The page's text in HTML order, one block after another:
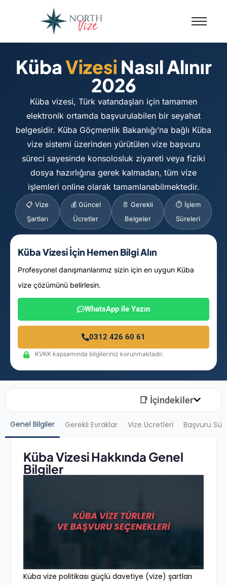
KübaVizesi Nasıl Alınır
2026
Küba vizesi, Türk vatandaşları için tamamen
elektronik ortamda başvurulabilen bir seyahat
belgesidir. Küba Göçmenlik Bakanlığı’na bağlı Küba
vize sistemi üzerinden yürütülen vize başvuru
süreci sayesinde konsolosluk ziyareti veya fiziki
dosya hazırlığına gerek kalmadan, tüm vize
işlemleri online olarak tamamlanabilmektedir.
📋 Vize
Şartları
💰 Güncel
Ücretler
📄 Gerekli
Belgeler
⏱️ İşlem
Süreleri
Küba Vizesi İçin Hemen Bilgi Alın
Profesyonel danışmanlarımız sizin için en uygun Küba
vize çözümünü belirlesin.
WhatsApp ile Yazın
0312 426 60 61
KVKK kapsamında bilgileriniz korunmaktadır.
📑 İçindekiler
Genel Bilgiler Gerekli Evraklar Vize Ücretleri Başvuru
Küba Vizesi Hakkında Genel
Bilgiler
Küba vize politikası güçlü davetiye (vize) şartları